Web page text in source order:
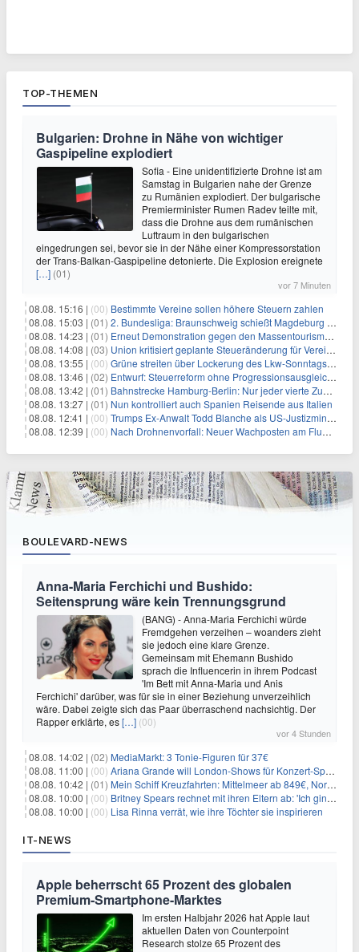
TOP-THEMEN
Bulgarien: Drohne in Nähe von wichtiger
Gaspipeline explodiert
Sofia - Eine unidentifizierte Drohne ist am
Samstag in Bulgarien nahe der Grenze
zu Rumänien explodiert. Der bulgarische
Premierminister Rumen Radev teilte mit,
dass die Drohne aus dem rumänischen
Luftraum in den bulgarischen
eingedrungen sei, bevor sie in der Nähe einer Kompressorstation
der Trans-Balkan-Gaspipeline detonierte. Die Explosion ereignete
[…] (01)
vor 7 Minuten
08.08. 15:16 | (00) Bestimmte Vereine sollen höhere Steuern zahlen
08.08. 15:03 | (01) 2. Bundesliga: Braunschweig schießt Magdeburg ab
08.08. 14:23 | (01) Erneut Demonstration gegen den Massentourismus auf Mallorca
08.08. 14:08 | (03) Union kritisiert geplante Steueränderung für Vereine
08.08. 13:55 | (00) Grüne streiten über Lockerung des Lkw-Sonntagsfahrverbots
08.08. 13:46 | (02) Entwurf: Steuerreform ohne Progressionsausgleich geplant
08.08. 13:42 | (01) Bahnstrecke Hamburg-Berlin: Nur jeder vierte Zug pünktlich
08.08. 13:27 | (01) Nun kontrolliert auch Spanien Reisende aus Italien
08.08. 12:41 | (00) Trumps Ex-Anwalt Todd Blanche als US-Justizminister bestätigt
08.08. 12:39 | (00) Nach Drohnenvorfall: Neuer Wachposten am Flughafen
BOULEVARD-NEWS
Anna-Maria Ferchichi und Bushido:
Seitensprung wäre kein Trennungsgrund
(BANG) - Anna-Maria Ferchichi würde
Fremdgehen verzeihen – woanders zieht
sie jedoch eine klare Grenze.
Gemeinsam mit Ehemann Bushido
sprach die Influencerin in ihrem Podcast
'Im Bett mit Anna-Maria und Anis
Ferchichi' darüber, was für sie in einer Beziehung unverzeihlich
wäre. Dabei zeigte sich das Paar überraschend nachsichtig. Der
Rapper erklärte, es[…] (00)
vor 4 Stunden
08.08. 14:02 | (02) MediaMarkt: 3 Tonie-Figuren für 37€
08.08. 11:00 | (00) Ariana Grande will London-Shows für Konzert-Special filmen
08.08. 10:42 | (01) Mein Schiff Kreuzfahrten: Mittelmeer ab 849€, Norwegen ab 999€ p.P.
08.08. 10:00 | (00) Britney Spears rechnet mit ihren Eltern ab: 'Ich ging zwei Monate lang auf die Knie und weinte'
08.08. 10:00 | (00) Lisa Rinna verrät, wie ihre Töchter sie inspirieren
IT-NEWS
Apple beherrscht 65 Prozent des globalen
Premium-Smartphone-Marktes
Im ersten Halbjahr 2026 hat Apple laut
aktuellen Daten von Counterpoint
Research stolze 65 Prozent des